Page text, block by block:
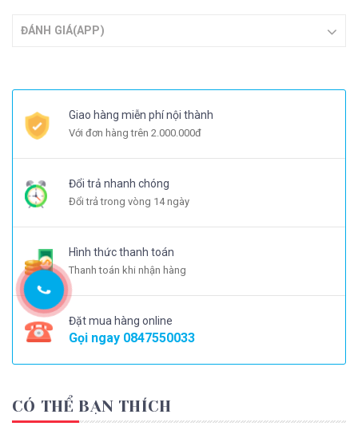
ĐÁNH GIÁ(APP)
Giao hàng miễn phí nội thành
Với đơn hàng trên 2.000.000đ
Đổi trả nhanh chóng
Đổi trả trong vòng 14 ngày
Hình thức thanh toán
Thanh toán khi nhận hàng
Đặt mua hàng online
Gọi ngay 0847550033
CÓ THỂ BẠN THÍCH